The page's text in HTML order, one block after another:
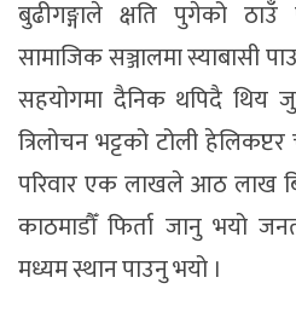
बुढीगङ्गाले क्षति पुगेको
सामाजिक सञ्जालमा स्याबासी
सहयोगमा दैनिक थपिदै थिय
त्रिलोचन भट्टको टोली
परिवार एक लाखले आठ लाख
काठमाडौँ फिर्ता जानु भयो
मध्यम स्थान पाउनु भयो ।